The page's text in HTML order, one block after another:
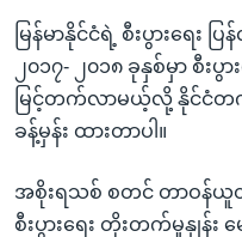
မြန်မာနိုင်ငံရဲ့ စီးပွားရေး
၂၀၁၇- ၂၀၁၈ ခုနှစ်မှာ စီး
မြင့်တက်လာမယ့်လို့ နိုင်ငံတက
ခန့်မှန်း ထားတာပါ။
အစိုးရသစ် စတင် တာဝန်ယူတဲ့
စီးပွားရေး တိုးတက်မှုနှုန်း